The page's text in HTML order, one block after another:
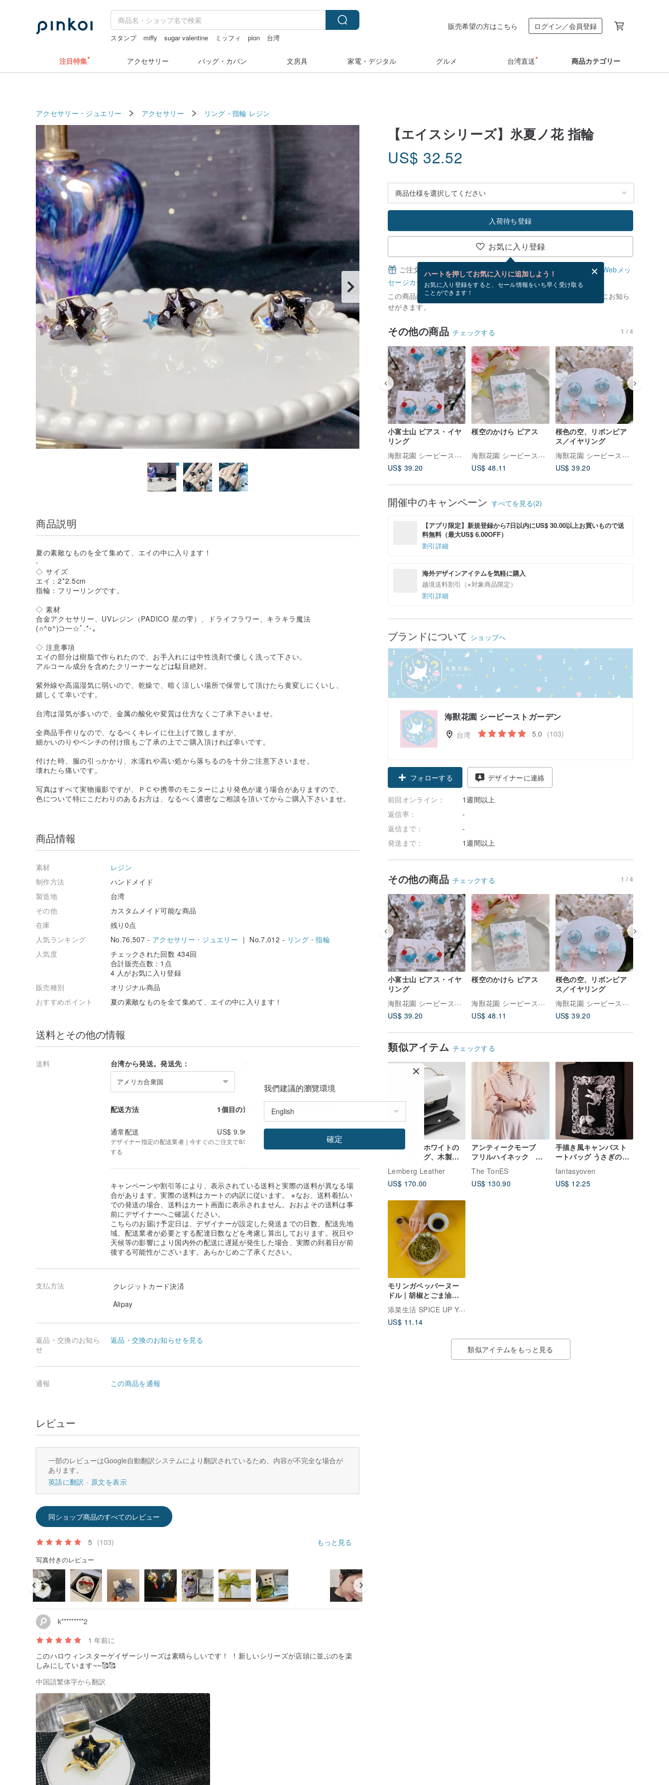
スタンプ miffy sugar valentine ミッフィ pion
台湾
販売希望の方はこちら ログイン／会員登録
注目特集 アクセサリー バッグ・カバン 文房具 家電・デジタル グルメ 台湾直送 商品カテゴリー
アクセサリー・ジュエリー アクセサリー リング・指輪 レジン
【エイスシリーズ】氷夏ノ花 指輪
US$ 32.52
入荷待ち登録
お気に入り登録
ハートを押してお気に入りに追加しよう！
お気に入り登録をすると、セール情報をいち早く受け取る
ことができます！
ご注文完了後、無料でWebメッセージカードを作成できます。
Webメッ
セージカードとは？
この商品は現在在庫がありません。 [ 入荷待ち ] を押すと、優先的にお知ら
せがきます。
その他の商品 チェックする 1 / 4
小富士山 ピアス・イヤ
リング
海獸花園 シービーストガーデン
US$ 39.20
桜空のかけら ピアス
海獸花園 シービーストガーデン
US$ 48.11
桜色の空、リボンピア
ス／イヤリング
海獸花園 シービーストガーデン
US$ 39.20
開催中のキャンペーン すべてを見る(2)
【アプリ限定】新規登録から7日以内にUS$ 30.00以上お買いもので送
料無料（最大US$ 6.00OFF）
割引詳細
海外デザインアイテムを気軽に購入
越境送料割引（※対象商品限定）
割引詳細
ブランドについて ショップへ
海獸花園 シービーストガーデン
台湾 5.0 (103)
フォローする デザイナーに連絡
前回オンライン：
1週間以上
返信率：
-
返信まで：
-
発送まで：
1週間以上
その他の商品 チェックする 1 / 4
小富士山 ピアス・イヤ
リング
海獸花園 シービーストガーデン
US$ 39.20
桜空のかけら ピアス
海獸花園 シービーストガーデン
US$ 48.11
桜色の空、リボンピア
ス／イヤリング
海獸花園 シービーストガーデン
US$ 39.20
類似アイテム チェックする
ブラック＆ホワイトの
レザーバッグ、木製サ
イド、ハンドメイドシ
ョルダーバッグ
Lemberg Leather
US$ 170.00
アンティークモーブ
フリルハイネック リ
ネンブラウス
The TonES
US$ 130.90
手描き風キャンバスト
ートバッグ うさぎのお
茶会
fantasyoven
US$ 12.25
モリンガペッパーヌー
ドル | 胡椒とごま油風
味 3パック/袋
添菜生活 SPICE UP YOUR LIFE
US$ 11.14
類似アイテムをもっと見る
商品説明
夏の素敵なものを全て集めて、エイの中に入ります！
-
◇ サイズ
エイ：2*2.5cm
指輪：フリーリングです。
◇ 素材
合金アクセサリー、UVレジン（PADICO 星の雫）、ドライフラワー、キラキラ魔法
(∩^o^)⊃━☆ﾟ.*･｡
◇ 注意事項
エイの部分は樹脂で作られたので、お手入れには中性洗剤で優しく洗って下さい。
アルコール成分を含めたクリーナーなどは駄目絶対。
紫外線や高温湿気に弱いので、乾燥で、暗く涼しい場所で保管して頂けたら黄変しにくいし、
嬉しくて幸いです。
台湾は湿気が多いので、金属の酸化や変質は仕方なくご了承下さいませ。
全商品手作りなので、なるべくキレイに仕上げて致しますが、
細かいのりやペンチの付け痕もご了承の上でご購入頂ければ幸いです。
付けた時、服の引っかかり、水濡れや高い処から落ちるのを十分ご注意下さいませ。
壊れたら痛いです。
写真はすべて実物撮影ですが、ＰＣや携帯のモニターにより発色が違う場合がありますので、
色について特にこだわりのあるお方は、なるべく濃密なご相談を頂いてからご購入下さいませ。
商品情報
素材
レジン
制作方法
ハンドメイド
製造地
台湾
その他
カスタムメイド可能な商品
在庫
残り0点
人気ランキング
No.76,507 - アクセサリー・ジュエリー | No.7,012 - リング・指輪
人気度
チェックされた回数 434回
合計販売点数：1点
4 人がお気に入り登録
販売種別
オリジナル商品
おすすめポイント
夏の素敵なものを全て集めて、エイの中に入ります！
送料とその他の情報
送料 台湾から発送。発送先：
アメリカ合衆国
配送方法 1個目の送料
2個目以降の追加
送料
通常配送
US$ 9.90 US$ 3.30
デザイナー指定の配送業者 | 今すぐのご注文で8/30~9/11にお届け予定 | 追跡番号を提供
する
キャンペーンや割引等により、表示されている送料と実際の送料が異なる場
合があります。実際の送料はカートの内訳に従います。 ※なお、送料着払い
での発送の場合、送料はカート画面に表示されません。おおよその送料は事
前にデザイナーへご確認ください。
こちらのお届け予定日は、デザイナーが設定した発送までの日数、配送先地
域、配送業者が必要とする配達日数などを考慮し算出しております。祝日や
天候等の影響により国内外の配送に遅延が発生した場合、実際の到着日が前
後する可能性がございます。あらかじめご了承ください。
支払方法
クレジットカード決済
Alipay
返品・交換のお知ら
せ
返品・交換のお知らせを見る
通報 この商品を通報
レビュー
一部のレビューはGoogle自動翻訳システムにより翻訳されているため、内容が不完全な場合が
あります。
英語に翻訳
原文を表示
同ショップ商品のすべてのレビュー
5 (103) もっと見る
写真付きのレビュー
k*********2
1 年前に
このハロウィンスターゲイザーシリーズは素晴らしいです！ ！新しいシリーズが店頭に並ぶのを楽
しみにしています~~🥰🥰
中国語繁体字から翻訳
我們建議的瀏覽環境
確定